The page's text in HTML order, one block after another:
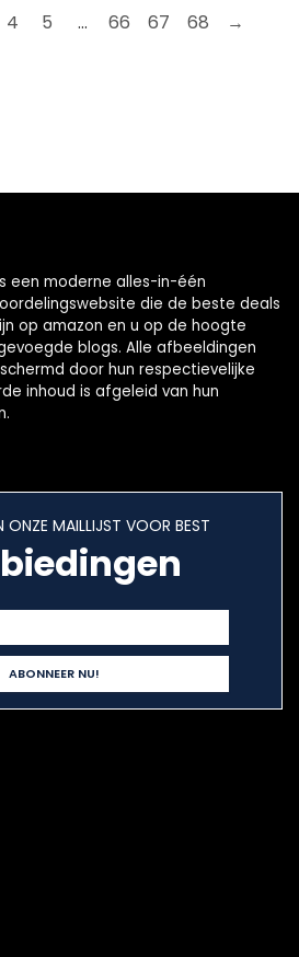
4 5 … 66 67 68 →
een moderne alles-in-één
die de beste deals
op amazon en u op de hoogte
blogs. Alle afbeeldingen
door hun respectievelijke
inhoud is afgeleid van hun
ONZE MAILLIJST VOOR BEST